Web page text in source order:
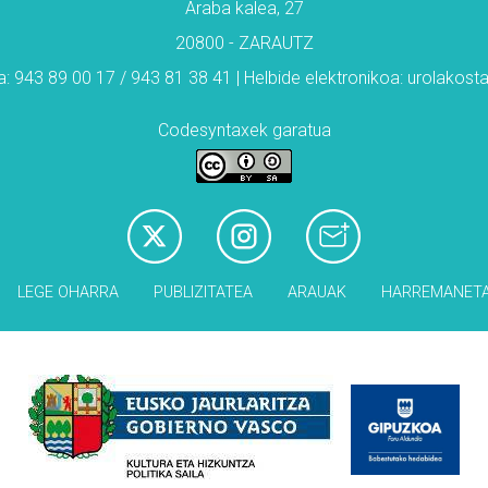
Araba kalea, 27
20800 - ZARAUTZ
943 89 00 17 / 943 81 38 41 | Helbide elektronikoa:
Codesyntaxek garatua
LEGE OHARRA PUBLIZITATEA ARAUAK